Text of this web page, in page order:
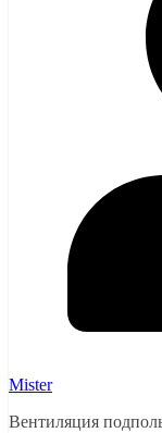
Mister
Вентиляция